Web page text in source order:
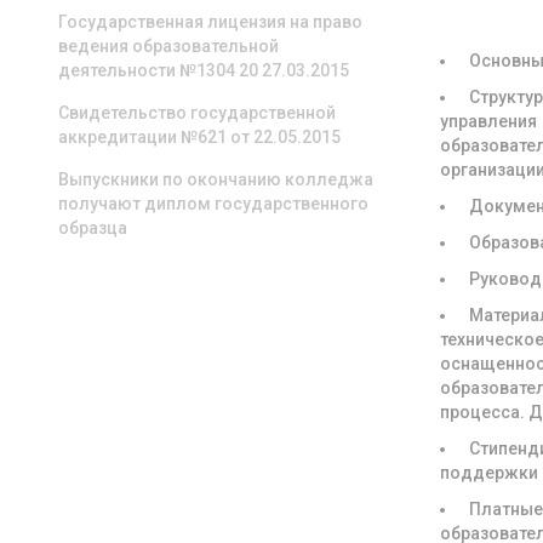
Государственная лицензия на право
ведения образовательной
деятельности №1304 20 27.03.2015
Свидетельство государственной
аккредитации №621 от 22.05.2015
Выпускники по окончанию колледжа
получают диплом государственного
образца
управления
процесса.
поддержки
Платные